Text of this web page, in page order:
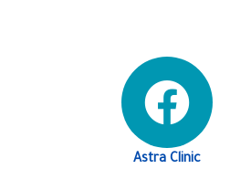
Astra Clinic